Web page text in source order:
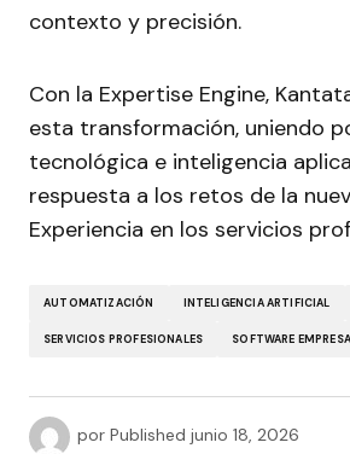
contexto y precisión.
Con la Expertise Engine,
esta transformación, uniendo
tecnológica e inteligencia
respuesta a los retos de la
Experiencia en los servicios
AUTOMATIZACIÓN INTELIGENCIA ARTIFICIAL
SERVICIOS PROFESIONALES SOFTWARE
por Published junio 18, 2026